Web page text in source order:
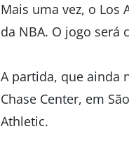
Mais uma vez, o Los
da NBA. O jogo será
A partida, que ainda
Chase Center, em
Athletic.